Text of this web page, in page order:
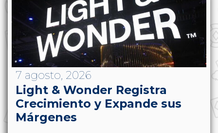
7 agosto, 2026
Light & Wonder Registra
Crecimiento y Expande sus
Márgenes